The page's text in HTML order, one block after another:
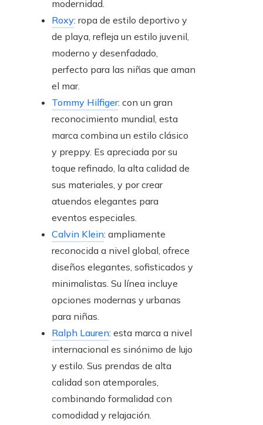
modernidad.
Roxy: ropa de estilo deportivo y
de playa, refleja un estilo juvenil,
moderno y desenfadado,
perfecto para las niñas que aman
el mar.
Tommy Hilfiger: con un gran
reconocimiento mundial, esta
marca combina un estilo clásico
y preppy. Es apreciada por su
toque refinado, la alta calidad de
sus materiales, y por crear
atuendos elegantes para
eventos especiales.
Calvin Klein: ampliamente
reconocida a nivel global, ofrece
diseños elegantes, sofisticados y
minimalistas. Su línea incluye
opciones modernas y urbanas
para niñas.
Ralph Lauren: esta marca a nivel
internacional es sinónimo de lujo
y estilo. Sus prendas de alta
calidad son atemporales,
combinando formalidad con
comodidad y relajación.